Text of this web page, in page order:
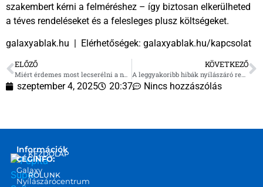
szakembert kérni a felméréshez – így biztosan elkerülheted
a téves rendeléseket és a felesleges plusz költségeket.
galaxyablak.hu | Elérhetőségek: galaxyablak.hu/kapcsolat
ELŐZŐ
Miért érdemes most lecserélni a nyílászárókat? – 3 nyári érv mellette
KÖVETKEZŐ
A leggyakoribb hibák nyílászáró rendelésnél – és hogyan kerülheted el őket
szeptember 4, 2025 20:37 Nincs hozzászólás
Információk
CÉGINFO:
Galaxy
Nyílászárócentrum
KEZDŐLAP
RÓLUNK